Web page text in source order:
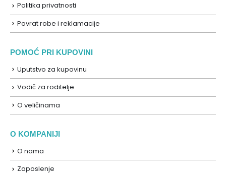
Politika privatnosti
Povrat robe i reklamacije
POMOĆ PRI KUPOVINI
Uputstvo za kupovinu
Vodič za roditelje
O veličinama
O KOMPANIJI
O nama
Zaposlenje